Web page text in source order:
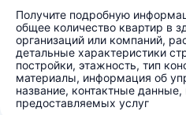
Получите подробную
общее количество квартир в
организаций или компаний,
детальные характеристики
постройки, этажность, тип
материалы, информация об
название, контактные данные,
предоставляемых услуг